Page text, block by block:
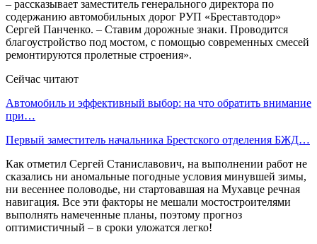
– рассказывает заместитель генерального директора по
содержанию автомобильных дорог РУП «Бреставтодор»
Сергей Панченко. – Ставим дорожные знаки. Проводится
благоустройство под мостом, с помощью современных смесей
ремонтируются пролетные строения».
Сейчас читают
Автомобиль и эффективный выбор: на что обратить внимание
при…
Первый заместитель начальника Брестского отделения БЖД…
Как отметил Сергей Станиславович, на выполнении работ не
сказались ни аномальные погодные условия минувшей зимы,
ни весеннее половодье, ни стартовавшая на Мухавце речная
навигация. Все эти факторы не мешали мостостроителями
выполнять намеченные планы, поэтому прогноз
оптимистичный – в сроки уложатся легко!